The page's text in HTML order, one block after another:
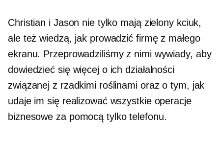
Christian i Jason nie tylko mają zielony kciuk,
ale też wiedzą, jak prowadzić firmę z małego
ekranu. Przeprowadziliśmy z nimi wywiady, aby
dowiedzieć się więcej o ich działalności
związanej z rzadkimi roślinami oraz o tym, jak
udaje im się realizować wszystkie operacje
biznesowe za pomocą tylko telefonu.